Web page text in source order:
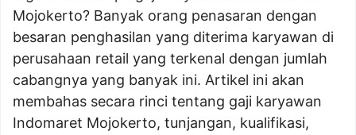
Mojokerto? Banyak orang penasaran dengan
besaran penghasilan yang diterima karyawan di
perusahaan retail yang terkenal dengan jumlah
cabangnya yang banyak ini. Artikel ini akan
membahas secara rinci tentang gaji karyawan
Indomaret Mojokerto, tunjangan, kualifikasi,